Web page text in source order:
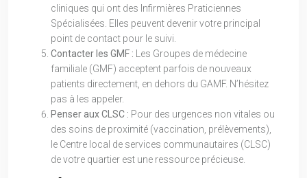
cliniques qui ont des Infirmières Praticiennes
Spécialisées. Elles peuvent devenir votre principal
point de contact pour le suivi.
Contacter les GMF : Les Groupes de médecine
familiale (GMF) acceptent parfois de nouveaux
patients directement, en dehors du GAMF. N’hésitez
pas à les appeler.
Penser aux CLSC : Pour des urgences non vitales ou
des soins de proximité (vaccination, prélèvements),
le Centre local de services communautaires (CLSC)
de votre quartier est une ressource précieuse.